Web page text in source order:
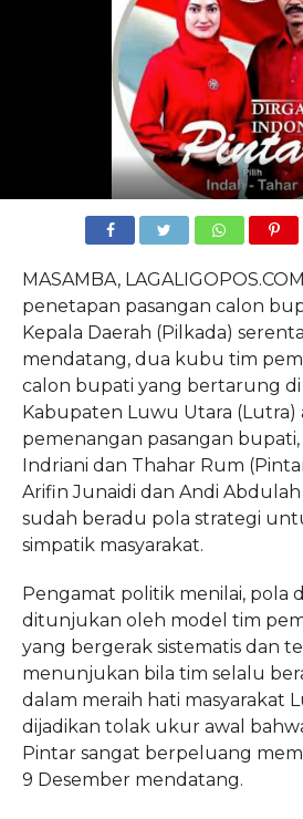
MASAMBA,
penetapan pasangan calon
Kepala Daerah (Pilkada)
mendatang, dua kubu tim
calon bupati yang bertarung di
Kabupaten Luwu Utara (Lutra)
pemenangan pasangan
Indriani dan Thahar Rum
Arifin Junaidi dan Andi Abdulah
sudah beradu pola strategi
simpatik masyarakat.
Pengamat politik menilai, pola
ditunjukan oleh model tim
yang bergerak sistematis dan
menunjukan bila tim selalu
dalam meraih hati masyarakat
dijadikan tolak ukur awal
Pintar sangat berpeluang
9 Desember mendatang.